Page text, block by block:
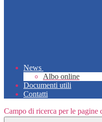
News
Albo online
Documenti utili
Contatti
Campo di ricerca per le pagine